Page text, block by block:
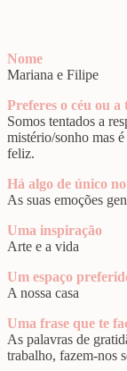
Nome
Mariana e Filipe
Preferes o céu ou a
Somos tentados a
mistério/sonho mas
feliz.
Há algo de único
As suas emoções
Uma inspiração
Arte e a vida
Um espaço
A nossa casa
Uma frase que te
As palavras de
trabalho, fazem-nos